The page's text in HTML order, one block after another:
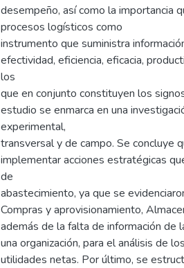
desempeño, así como la importancia
procesos logísticos como
instrumento que suministra
efectividad, eficiencia, eficacia,
los
que en conjunto constituyen los
estudio se enmarca en una
experimental,
transversal y de campo. Se concluye
implementar acciones estratégicas
de
abastecimiento, ya que se
Compras y aprovisionamiento,
además de la falta de información de
una organización, para el análisis de
utilidades netas. Por último, se